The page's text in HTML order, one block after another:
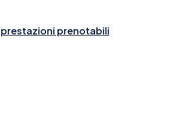
prenotabili